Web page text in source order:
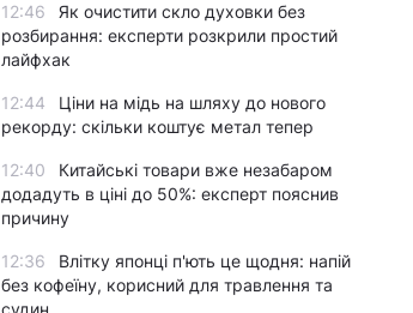
12:46
Як очистити скло духовки без
розбирання: експерти розкрили простий
лайфхак
12:44
Ціни на мідь на шляху до нового
рекорду: скільки коштує метал тепер
12:40
Китайські товари вже незабаром
додадуть в ціні до 50%: експерт пояснив
причину
12:36
Влітку японці п'ють це щодня: напій
без кофеїну, корисний для травлення та
судин